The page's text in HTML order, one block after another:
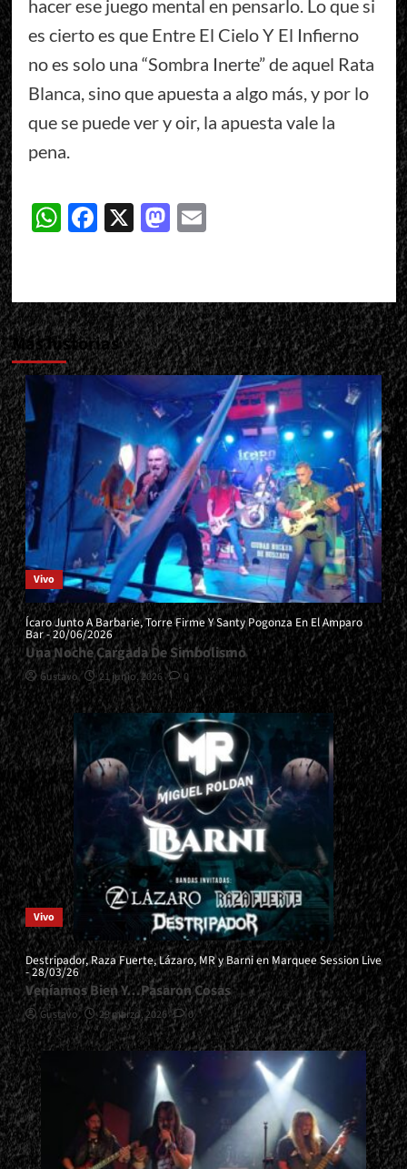
hacer ese juego mental en pensarlo. Lo que si
es cierto es que Entre El Cielo Y El Infierno
no es solo una “Sombra Inerte” de aquel Rata
Blanca, sino que apuesta a algo más, y por lo
que se puede ver y oir, la apuesta vale la
pena.
WhatsApp
Facebook
X Mastodon
Email
Más historias
Vivo
Ícaro Junto A Barbarie, Torre Firme Y Santy Pogonza En El Amparo
Bar - 20/06/2026
Una Noche Cargada De Simbolismo
Gustavo 21 junio, 2026 0
Vivo
Destripador, Raza Fuerte, Lázaro, MR y Barni en Marquee Session Live
- 28/03/26
Veníamos Bien Y…Pasaron Cosas
Gustavo 29 marzo, 2026 0